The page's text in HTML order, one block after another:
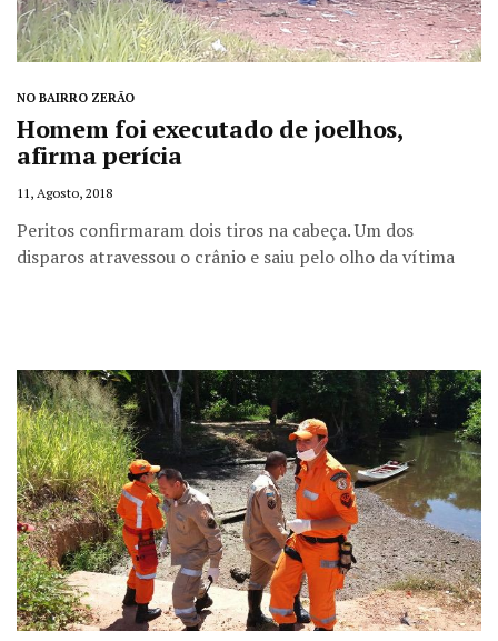
NO BAIRRO ZERÃO
Homem foi executado de joelhos,
afirma perícia
11, Agosto, 2018
Peritos confirmaram dois tiros na cabeça. Um dos
disparos atravessou o crânio e saiu pelo olho da vítima